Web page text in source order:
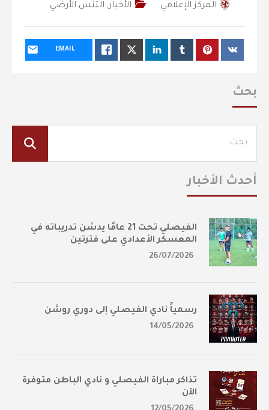
المركز الإعلامي الأخبار, التنس الأرضي
EMAIL
بحث
أحدث الأخبار
الفيصلي تحت 21 عامًا يدشن تدريباته في
المعسكر الأعدادي على فترتين
26/07/2026
رسمياً نادي الفيصلي إلى دوري روشن
14/05/2026
تذاكر مباراة الفيصلي و نادي الباطن متوفرة
الآن